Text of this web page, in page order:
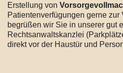
Erstellung von
Patientenverfügungen gerne zur
begrüßen wir Sie in unserer gut
Rechtsanwaltskanzlei
direkt vor der Haustür und